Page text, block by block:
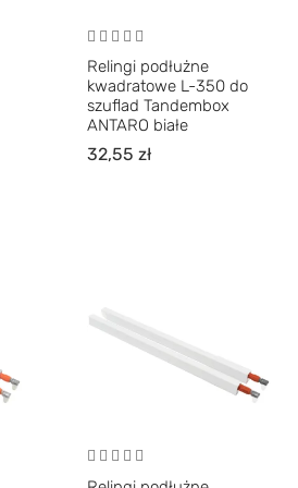
Relingi podłużne
kwadratowe L-350 do
szuflad Tandembox
ANTARO białe
32,55 zł